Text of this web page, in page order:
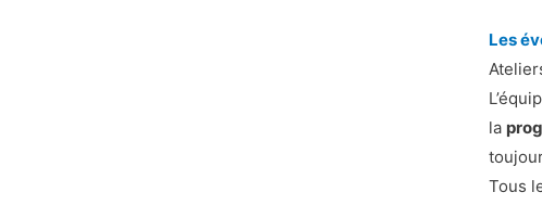
Les
la
Tous